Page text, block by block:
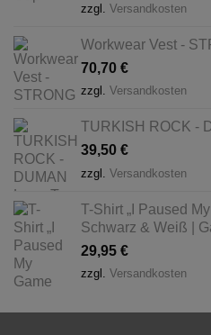
zzgl. Versandkosten
Workwear Vest -
70,70 €
zzgl. Versandkosten
TURKISH ROCK -
39,50 €
zzgl. Versandkosten
T-Shirt „I Paused
Schwarz & Weiß |
29,95 €
zzgl. Versandkosten